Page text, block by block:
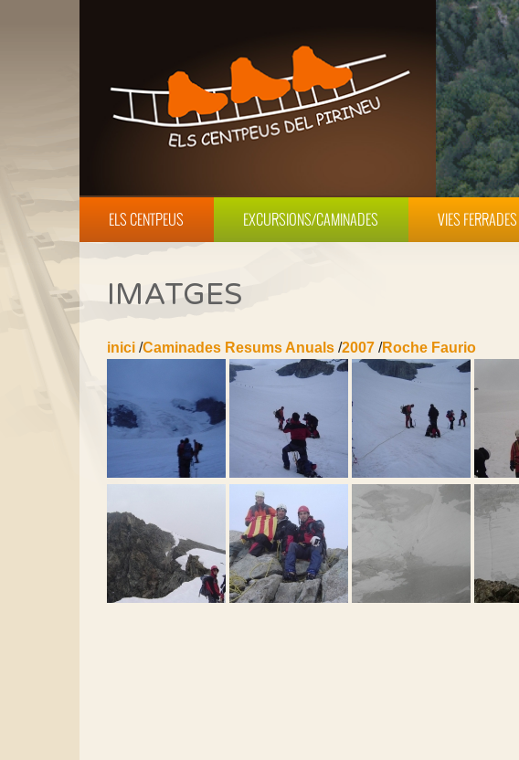
ELS CENTPEUS EXCURSIONS/CAMINADES VIES FERRADES
IMATGES
inici /Caminades Resums Anuals /2007 /Roche Faurio